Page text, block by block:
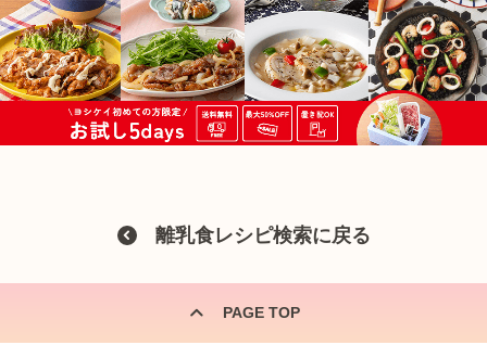
離乳食レシピ検索に戻る
PAGE TOP